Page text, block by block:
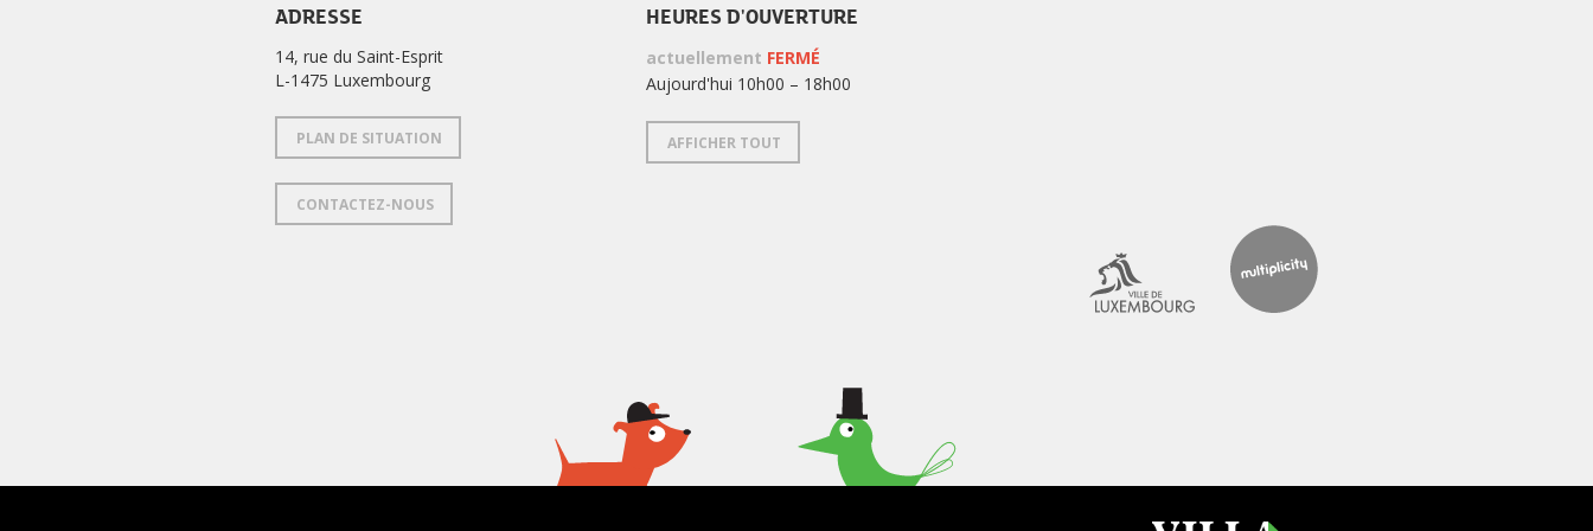
ADRESSE
14, rue du Saint-Esprit
L-1475 Luxembourg
PLAN DE SITUATION
CONTACTEZ-NOUS
HEURES D'OUVERTURE
actuellement FERMÉ
Aujourd'hui 10h00 – 18h00
AFFICHER TOUT